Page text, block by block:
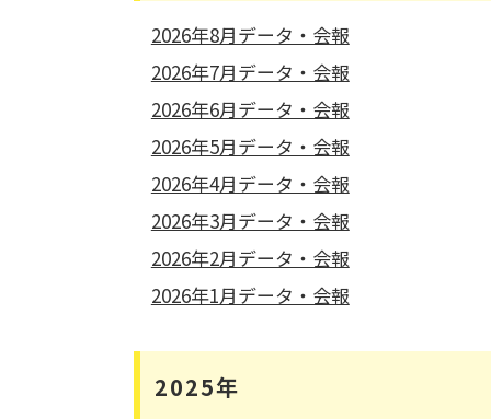
2026年8月データ・会報
2026年7月データ・会報
2026年6月データ・会報
2026年5月データ・会報
2026年4月データ・会報
2026年3月データ・会報
2026年2月データ・会報
2026年1月データ・会報
2025年